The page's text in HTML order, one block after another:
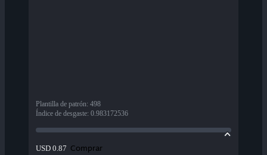
Plantilla de patrón: 498
Índice de desgaste: 0.983172536
USD 0.87 Comprar